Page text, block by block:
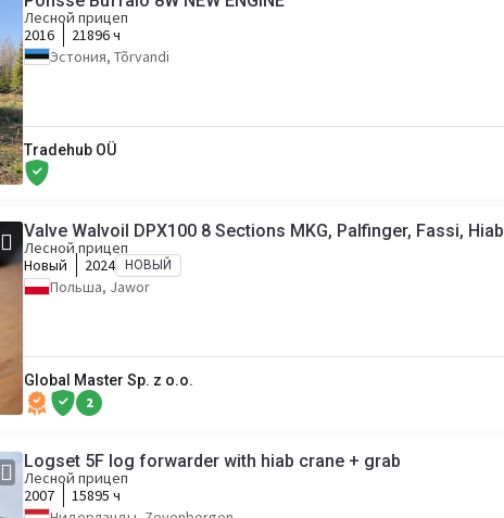
Лесной прицеп
2016
21896 ч
Эстония, Tõrvandi
Tradehub OÜ
Valve Walvoil DPX100 8 Sections MKG, Palfinger, Fassi, Hiab
Лесной прицеп
Новый
2024 НОВЫЙ
Польша, Jawor
Global Master Sp. z o.o.
2
Logset 5F log forwarder with hiab crane + grab
Лесной прицеп
2007
15895 ч